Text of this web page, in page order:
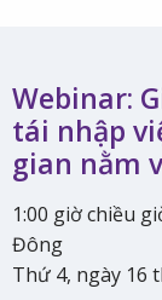
Webinar:
tái nhập
gian nằm
1:00 giờ chiều
Đông
Thứ 4, ngày 16